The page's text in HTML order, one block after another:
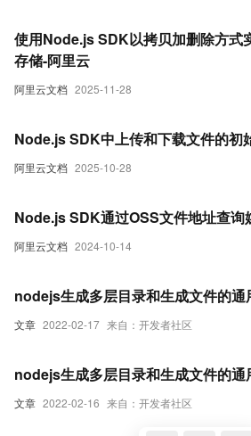
阿里云文档 2025-11-28
使用Node.js SDK以拷贝加删除方式
存储-阿里云
阿里云文档 2025-10-28
Node.js SDK中上传和下载文件的初
阿里云文档 2024-10-14
Node.js SDK通过OSS文件地址查询
文章 2022-02-17 来自：开发者社区
nodejs生成多层目录和生成文件的通
文章 2022-02-16 来自：开发者社区
nodejs生成多层目录和生成文件的通